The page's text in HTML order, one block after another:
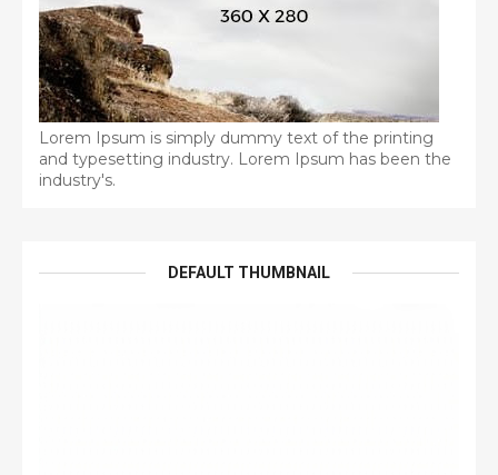
Lorem Ipsum is simply dummy text of the printing
and typesetting industry. Lorem Ipsum has been the
industry's.
DEFAULT THUMBNAIL